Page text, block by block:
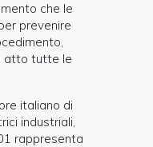
che le
prevenire
atto tutte le
italiano di
industriali,
rappresenta